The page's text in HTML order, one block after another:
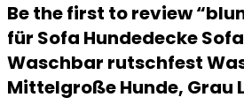
Be the first to review
für Sofa Hundedecke
Waschbar rutschfest
Mittelgroße Hunde, Grau